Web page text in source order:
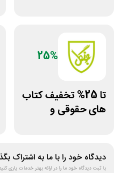
25%
تا 25% تخفیف کتاب
های حقوقی و
دیدگاه خود را با ما به اشتراک
با ثبت دیدگاه خود ما را در ارائه بهتر خدمات یاری کنید